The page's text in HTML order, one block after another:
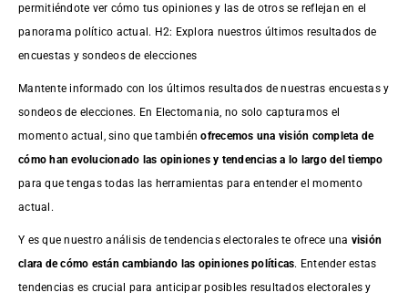
permitiéndote ver cómo tus opiniones y las de otros se reflejan en el
panorama político actual. H2: Explora nuestros últimos resultados de
encuestas y sondeos de elecciones
Mantente informado con los últimos resultados de nuestras encuestasy
sondeos de elecciones. En Electomania, no solo capturamos el
momento actual, sino que tambiénofrecemos una visión completa de
cómo han evolucionado las opiniones y tendencias a lo largo del tiempo
para que tengas todas las herramientas para entender el momento
actual.
Y es que nuestro análisis de tendencias electorales te ofrece una visión
clara de cómo están cambiando las opiniones políticas. Entender estas
tendencias es crucial para anticipar posibles resultados electorales y